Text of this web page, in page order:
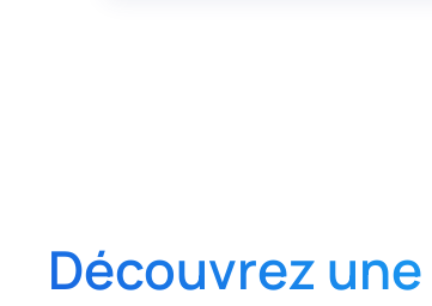
Découvrez